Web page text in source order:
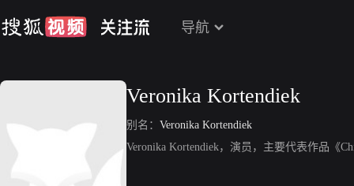
导航
Veronika Kortendiek
别名： Veronika Kortendiek
Veronika Kortendiek，演员，主要代表作品《